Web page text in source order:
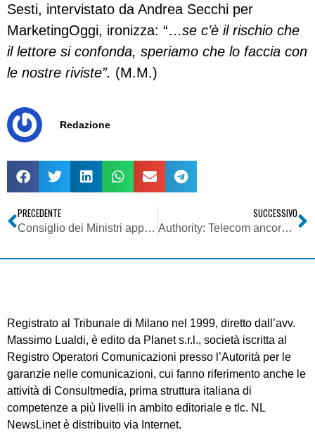
Sesti, intervistato da Andrea Secchi per
MarketingOggi, ironizza: “…se c’è il rischio che
il lettore si confonda, speriamo che lo faccia con
le nostre riviste”. (M.M.)
Redazione
PRECEDENTE
Consiglio dei Ministri approva Ddl recante norme a tutela dei minori nella visione di film e nell’utilizzo di videogiochi
SUCCESSIVO
Authority: Telecom ancora dominante, entro l’anno separazione rete
Registrato al Tribunale di Milano nel 1999, diretto dall’avv.
Massimo Lualdi, è edito da Planet s.r.l., società iscritta al
Registro Operatori Comunicazioni presso l’Autorità per le
garanzie nelle comunicazioni, cui fanno riferimento anche le
attività di Consultmedia, prima struttura italiana di
competenze a più livelli in ambito editoriale e tlc. NL
NewsLinet è distribuito via Internet.